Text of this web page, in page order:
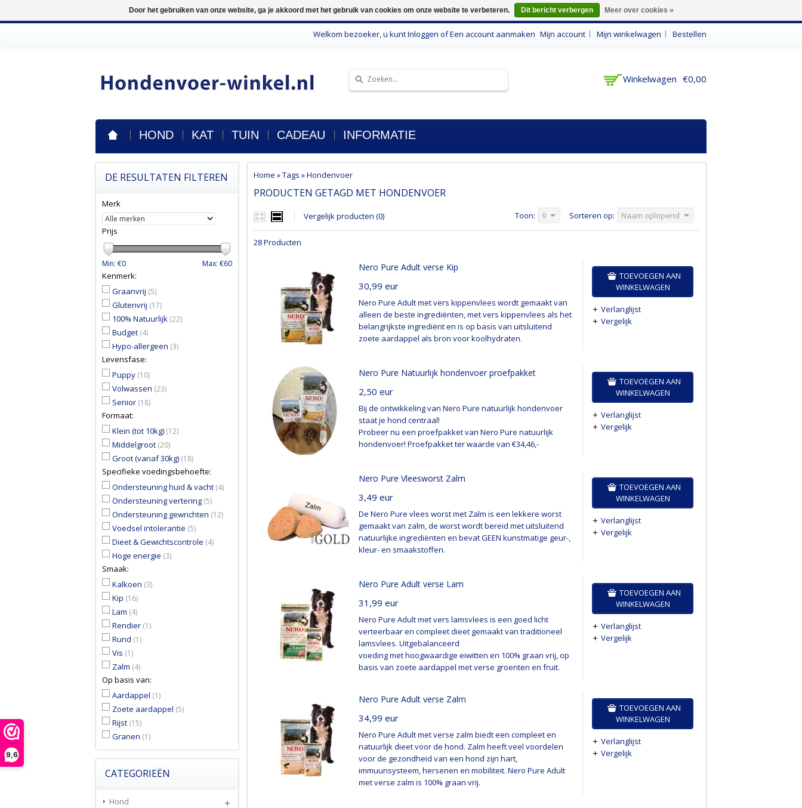
9,6
Welkom bezoeker, u kuntInloggen ofEen account aanmaken Mijn account Mijn winkelwagen Bestellen
Winkelwagen €0,00
HOND KAT TUIN CADEAU INFORMATIE
Home »Tags »Hondenvoer
PRODUCTEN GETAGD MET HONDENVOER
Vergelijk producten (0) Sorteren op: Naam oplopend
Toon: 9
28 Producten
Nero Pure Adult verse Kip
30,99 eur
Nero Pure Adult met vers kippenvlees wordt gemaakt van
alleen de beste ingrediënten, met vers kippenvlees als het
belangrijkste ingrediënt en is op basis van uitsluitend
zoete aardappel als bron voor koolhydraten.
TOEVOEGEN AAN
WINKELWAGEN
Verlanglijst
Vergelijk
Nero Pure Natuurlijk hondenvoer proefpakket
2,50 eur
Bij de ontwikkeling van Nero Pure natuurlijk hondenvoer
staat je hond centraal!
Probeer nu een proefpakket van Nero Pure natuurlijk
hondenvoer! Proefpakket ter waarde van €34,46,-
TOEVOEGEN AAN
WINKELWAGEN
Verlanglijst
Vergelijk
Nero Pure Vleesworst Zalm
3,49 eur
De Nero Pure vlees worst met Zalm is een lekkere worst
gemaakt van zalm, de worst wordt bereid met uitsluitend
natuurlijke ingrediënten en bevat GEEN kunstmatige geur-,
kleur- en smaakstoffen.
TOEVOEGEN AAN
WINKELWAGEN
Verlanglijst
Vergelijk
Nero Pure Adult verse Lam
31,99 eur
Nero Pure Adult met vers lamsvlees is een goed licht
verteerbaar en compleet dieet gemaakt van traditioneel
lamsvlees. Uitgebalanceerd
voeding met hoogwaardige eiwitten en 100% graan vrij, op
basis van zoete aardappel met verse groenten en fruit.
TOEVOEGEN AAN
WINKELWAGEN
Verlanglijst
Vergelijk
Nero Pure Adult verse Zalm
34,99 eur
Nero Pure Adult met verse zalm biedt een compleet en
natuurlijk dieet voor de hond. Zalm heeft veel voordelen
voor de gezondheid van een hond zijn hart,
immuunsysteem, hersenen en mobiliteit. Nero Pure Adult
met verse zalm is 100% graan vrij.
TOEVOEGEN AAN
WINKELWAGEN
Verlanglijst
Vergelijk
DE RESULTATEN FILTEREN
Merk
Prijs
Min: €0 Max: €60
Kenmerk:
Graanvrij (5)
Glutenvrij (17)
100% Natuurlijk (22)
Budget (4)
Hypo-allergeen (3)
Levensfase:
Puppy (10)
Volwassen (23)
Senior (18)
Formaat:
Klein (tot 10kg) (12)
Middelgroot (20)
Groot (vanaf 30kg) (18)
Specifieke voedingsbehoefte:
Ondersteuning huid & vacht (4)
Ondersteuning vertering (5)
Ondersteuning gewrichten (12)
Voedsel intolerantie (5)
Dieet & Gewichtscontrole (4)
Hoge energie (3)
Smaak:
Kalkoen (3)
Kip (16)
Lam (4)
Rendier (1)
Rund (1)
Vis (1)
Zalm (4)
Op basis van:
Aardappel (1)
Zoete aardappel (5)
Rijst (15)
Granen (1)
CATEGORIEËN
Hond
Door het gebruiken van onze website, ga je akkoord met het gebruik van cookies om onze website te verbeteren. Dit bericht verbergen Meer over cookies »